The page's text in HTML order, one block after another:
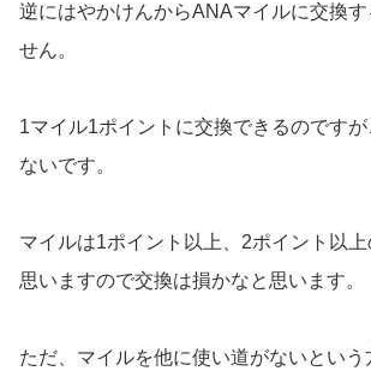
逆にはやかけんからANAマイルに交換す
せん。
1マイル1ポイントに交換できるのです
ないです。
マイルは1ポイント以上、2ポイント以
思いますので交換は損かなと思います。
ただ、マイルを他に使い道がないという